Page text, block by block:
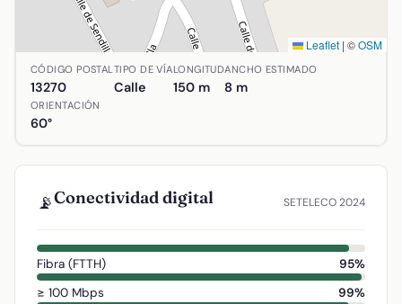
Leaflet | ©OSM
Ubicación de Calle de Don Federico Galiano y Ortega
CÓDIGO POSTAL
13270
TIPO DE VÍA
Calle
LONGITUD
150 m
ANCHO ESTIMADO
8 m
ORIENTACIÓN
60°
📡Conectividad digital SETELECO 2024
Fibra (FTTH)
95%
≥ 100 Mbps
99%